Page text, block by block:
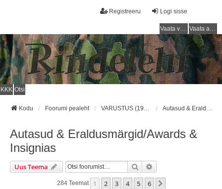
Logi sisse
Registreeru
Vaata vastamata teemasi Vaata aktiivseid teemasid
KKK Otsi
Kodu Foorumi pealeht VARUSTUS (1918 - 1940) / EQUIPMENT (1918 - 1940) Autasud & Eraldusmärgid/Awards & Insignias
Autasud & Eraldusmärgid/Awards &
Insignias
Uus Teema Otsi
284 Teemat 1 2 3 4 5 6